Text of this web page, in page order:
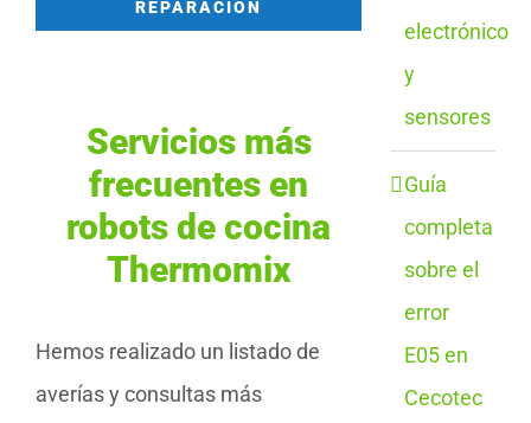
REPARACIÓN
Servicios más
frecuentes en
robots de cocina
Thermomix
Hemos realizado un listado de
averías y consultas más
electrónico
y
sensores
Guía
completa
sobre el
error
E05 en
Cecotec